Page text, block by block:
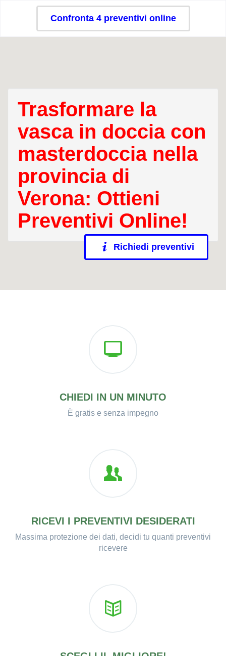
Confronta 4 preventivi online
Trasformare la
vasca in doccia con
masterdoccia nella
provincia di
Verona: Ottieni
Preventivi Online!
Richiedi preventivi
CHIEDI IN UN MINUTO
È gratis e senza impegno
RICEVI I PREVENTIVI DESIDERATI
Massima protezione dei dati, decidi tu quanti preventivi
ricevere